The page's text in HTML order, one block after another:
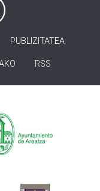
PUBLIZITATEA
RSS